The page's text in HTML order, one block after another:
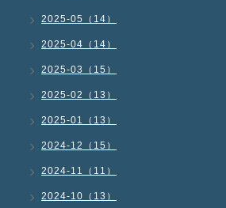
2025-05（14）
2025-04（14）
2025-03（15）
2025-02（13）
2025-01（13）
2024-12（15）
2024-11（11）
2024-10（13）